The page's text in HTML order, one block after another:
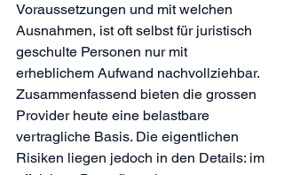
Voraussetzungen und mit welchen
Ausnahmen, ist oft selbst für juristisch
geschulte Personen nur mit
erheblichem Aufwand nachvollziehbar.
Zusammenfassend bieten die grossen
Provider heute eine belastbare
vertragliche Basis. Die eigentlichen
Risiken liegen jedoch in den Details: im